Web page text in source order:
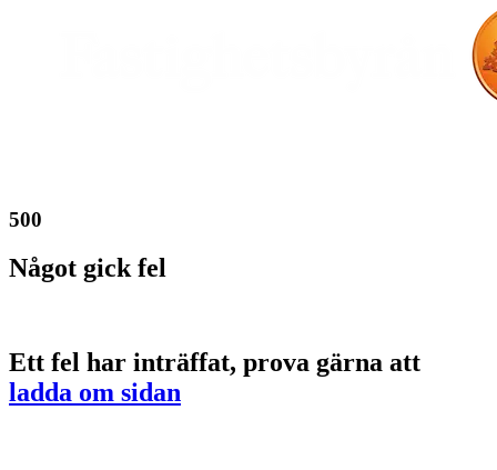
500
Något gick fel
Ett fel har inträffat, prova gärna att
ladda om sidan